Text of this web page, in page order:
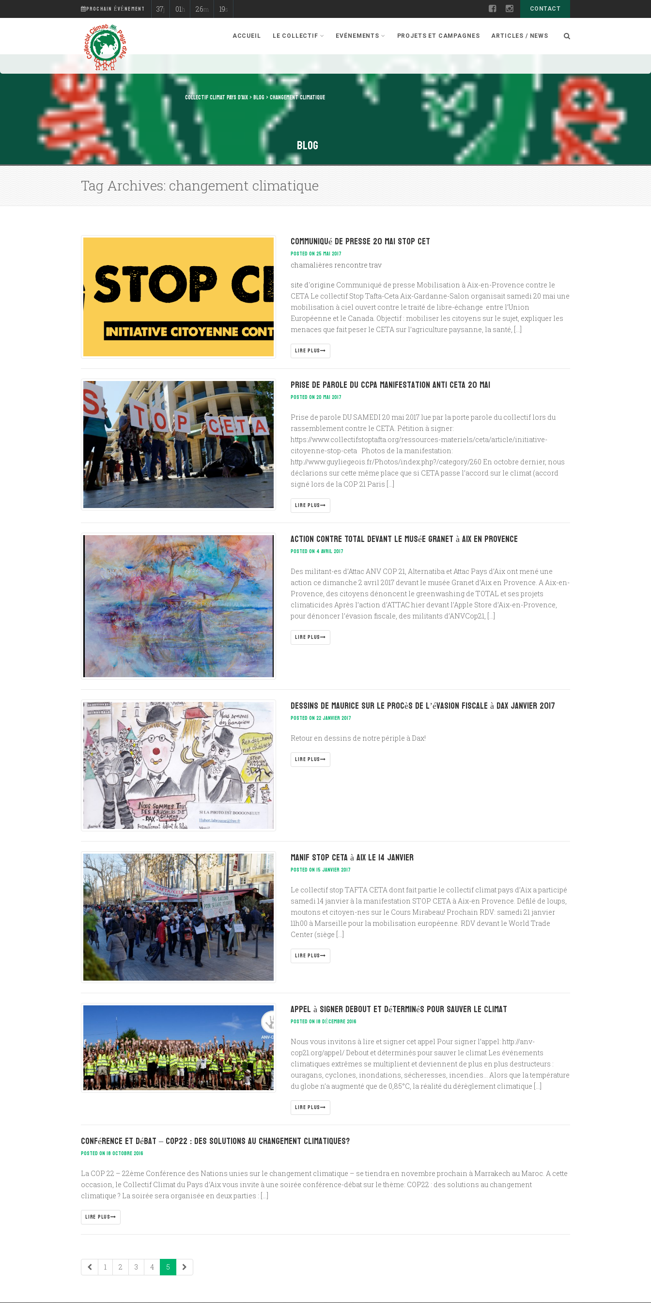
PROCHAIN ÉVÉNEMENT 37j 01h 26m 19s CONTACT
ACCUEIL LE COLLECTIF EVÉNEMENTS PROJETS ET CAMPAGNES ARTICLES / NEWS
COLLECTIF CLIMAT PAYS D'AIX>BLOG>CHANGEMENT CLIMATIQUE
Blog
Tag Archives: changement climatique
Communiqué de presse 20 mai STOP CET
POSTED ON 25 MAI 2017
chamalières rencontre trav
site d'origine Communiqué de presse Mobilisation à Aix-en-Provence contre le
CETA Le collectif Stop Tafta-Ceta Aix-Gardanne-Salon organisait samedi 20 mai une
mobilisation à ciel ouvert contre le traité de libre-échange entre l’Union
Européenne et le Canada. Objectif : mobiliser les citoyens sur le sujet, expliquer les
menaces que fait peser le CETA sur l’agriculture paysanne, la santé, […]
LIRE PLUS
Prise de parole du CCPA Manifestation anti CETA 20 mai
POSTED ON 20 MAI 2017
Prise de parole DU SAMEDI 20 mai 2017 lue par la porte parole du collectif lors du
rassemblement contre le CETA. Pétition à signer:
https://www.collectifstoptafta.org/ressources-materiels/ceta/article/initiative-
citoyenne-stop-ceta Photos de la manifestation:
http://www.guyliegeois.fr/Photos/index.php?/category/260 En octobre dernier, nous
déclarions sur cette même place que si CETA passe l’accord sur le climat (accord
signé lors de la COP 21 Paris […]
LIRE PLUS
Action contre Total devant le musée Granet à Aix en Provence
POSTED ON 4 AVRIL 2017
Des militant-es d’Attac ANV COP 21, Alternatiba et Attac Pays d’Aix ont mené une
action ce dimanche 2 avril 2017 devant le musée Granet d’Aix en Provence. A Aix-en-
Provence, des citoyens dénoncent le greenwashing de TOTAL et ses projets
climaticides Après l’action d’ATTAC hier devant l’Apple Store d’Aix-en-Provence,
pour dénoncer l’évasion fiscale, des militants d’ANVCop21, […]
LIRE PLUS
Dessins de Maurice sur le procès de l’évasion fiscale à Dax janvier 2017
POSTED ON 22 JANVIER 2017
Retour en dessins de notre périple à Dax!
LIRE PLUS
manif stop CETA à AIX le 14 janvier
POSTED ON 15 JANVIER 2017
Le collectif stop TAFTA CETA dont fait partie le collectif climat pays d’Aix a participé
samedi 14 janvier à la manifestation STOP CETA à Aix-en Provence. Défilé de loups,
moutons et citoyen-nes sur le Cours Mirabeau! Prochain RDV: samedi 21 janvier
11h00 à Marseille pour la mobilisation européenne. RDV devant le World Trade
Center (siège […]
LIRE PLUS
Appel à signer Debout et déterminés pour sauver le climat
POSTED ON 18 DÉCEMBRE 2016
Nous vous invitons à lire et signer cet appel Pour signer l’appel: http://anv-
cop21.org/appel/ Debout et déterminés pour sauver le climat Les événements
climatiques extrêmes se multiplient et deviennent de plus en plus destructeurs :
ouragans, cyclones, inondations, sécheresses, incendies… Alors que la température
du globe n’a augmenté que de 0,85°C, la réalité du dérèglement climatique […]
LIRE PLUS
Conférence et débat – COP22 : des solutions au changement climatiques?
POSTED ON 18 OCTOBRE 2016
La COP 22 – 22ème Conférence des Nations unies sur le changement climatique – se tiendra en novembre prochain à Marrakech au Maroc. A cette
occasion, le Collectif Climat du Pays d’Aix vous invite à une soirée conférence-débat sur le thème: COP22 : des solutions au changement
climatique ? La soirée sera organisée en deux parties : […]
LIRE PLUS
1 2 3 4 5